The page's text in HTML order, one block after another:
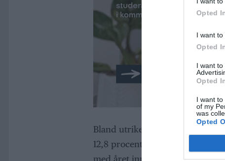
Opted
I want to
Opted
I want
Opted
I want
of my
was
Opted
Bland utrikesfödda i
12,8 procent. Det är elfte
med året innan.